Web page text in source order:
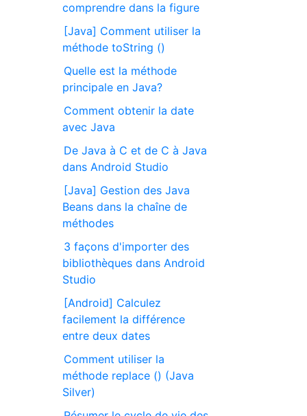
comprendre dans la figure
[Java] Comment utiliser la
méthode toString ()
Quelle est la méthode
principale en Java?
Comment obtenir la date
avec Java
De Java à C et de C à Java
dans Android Studio
[Java] Gestion des Java
Beans dans la chaîne de
méthodes
3 façons d'importer des
bibliothèques dans Android
Studio
[Android] Calculez
facilement la différence
entre deux dates
Comment utiliser la
méthode replace () (Java
Silver)